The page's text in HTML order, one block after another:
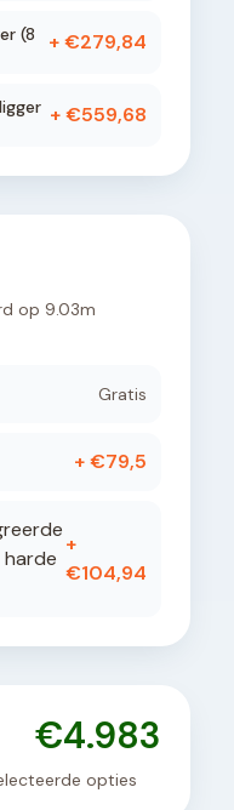
(8 + €279,84
+ €559,68
op 9.03m
Gratis
+ €79,5
+
€104,94
€4.983
opties